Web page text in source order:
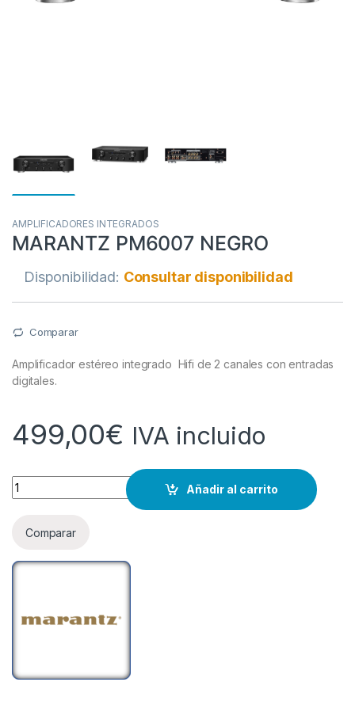
AMPLIFICADORES INTEGRADOS
MARANTZ PM6007 NEGRO
Disponibilidad: Consultar disponibilidad
Comparar
Amplificador estéreo integrado Hifi de 2 canales con entradas
digitales.
499,00€ IVA incluido
Cantidad
Añadir al carrito
Comparar